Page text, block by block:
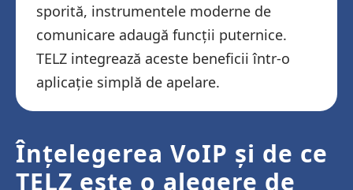
sporită, instrumentele moderne de
comunicare adaugă funcții puternice.
TELZ integrează aceste beneficii într-o
aplicație simplă de apelare.
Înțelegerea VoIP și de ce
TELZ este o alegere de